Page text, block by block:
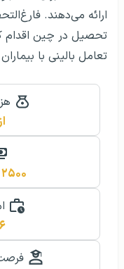
ارائه می‌دهند.
تحصیل در چین اقدام
تعامل بالینی با
از ۴۰۰
۲۵۰۰ تا ۷ هزار دلار در سال
۱۶